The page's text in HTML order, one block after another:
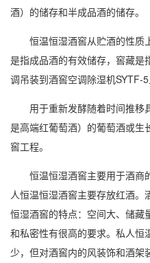
酒）的储存和半成品酒的储存。
恒温恒湿酒窖从贮酒的性质
是指成品酒的有效储存，窖藏是
调吊装到酒窖空调除湿机SYTF-5
用于重新发酵随着时间推移
是高端红葡萄酒）的葡萄酒或生
窖工程。
恒温恒湿酒窖主要用于酒商
人恒温恒湿酒窖主要存放红酒
恒湿酒窖的特点：空间大、储藏
和私密性有很高的要求。私人恒
少，但对酒窖内的风装饰和酒架